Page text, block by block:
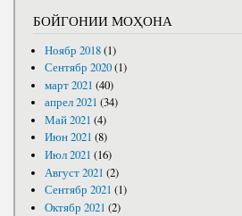
БОЙГОНИИ МОҲОНА
Ноябр 2018(1)
Сентябр 2020(1)
март 2021 (40)
апрел 2021 (34)
Май 2021 (4)
Июн 2021 (8)
Июл 2021 (16)
Август 2021 (2)
Сентябр 2021 (1)
Октябр 2021 (2)